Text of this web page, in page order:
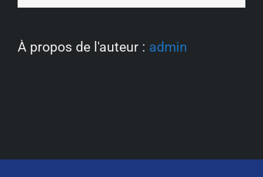
FAQ
?
À propos de l'auteur : admin